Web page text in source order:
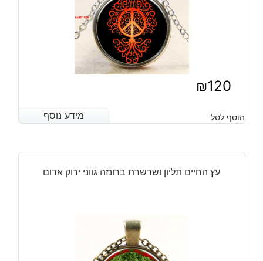
₪120
מידע נוסף הוסף לסל מידע נוסף
עץ החיים תליון ושרשרת ברונזה גווני ירוק אדום